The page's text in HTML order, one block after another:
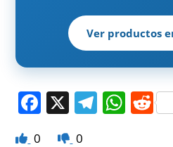
Ver productos
F X T W R
0 0